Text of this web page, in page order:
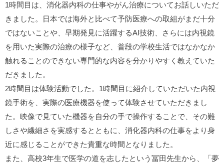
1時間目は、消化器内科の仕事やがん治療についてお話しいただ
きました。日本では海外と比べて予防医療への取組がまだ十分
ではないことや、早期発見に活躍するAI技術、さらには内視鏡
を用いた実際の治療の様子など、普段の学校生活ではなかなか
触れることのできない専門的な内容を分かりやすく教えていた
だきました。
2時間目は体験活動でした。1時間目に紹介していただいた内視
鏡手術を、実際の医療機器を使って体験させていただきまし
た。映像で見ていた機器を自分の手で操作することで、その難
しさや繊細さを実感するとともに、消化器内科の仕事をより身
近に感じることができた貴重な時間となりました。
また、高校3年生で医学の道を志したという冨田先生から、「夢